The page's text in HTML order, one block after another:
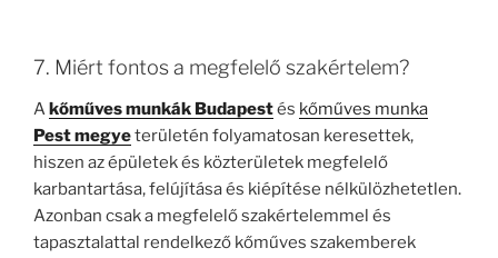
7. Miért fontos a megfelelő szakértelem?
Akőműves munkák Budapestés kőműves munka
Pest megyeterületén folyamatosan keresettek,
hiszen az épületek és közterületek megfelelő
karbantartása, felújítása és kiépítése nélkülözhetetlen.
Azonban csak a megfelelő szakértelemmel és
tapasztalattal rendelkező kőműves szakemberek